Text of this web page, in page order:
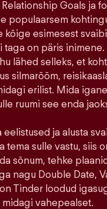
Goals ja
populaarsem
kõige esimesest
taga on päris
lähed selleks, et
silmarõõm,
erilist. Mida
ruumi see enda
ja alusta
tema sulle vastu, siis
sõnum, tehke
nagu Double Date,
Tinder loodud
vahepealset.